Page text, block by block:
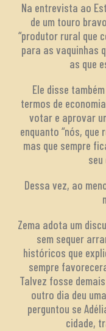
Na entrevista ao
de um touro
“produtor rural que
para as vaquinhas
as que
Ele disse
termos de
votar e aprovar
enquanto “nós,
mas que sempre
seu
Dessa vez, ao
Zema adota um
sem sequer
históricos que
sempre
Talvez fosse
outro dia deu
perguntou se
cidade,